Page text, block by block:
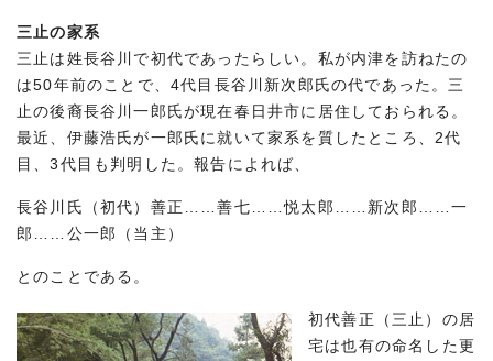
三止の家系
三止は姓長谷川で初代であったらしい。私が内津を訪ねたの
は50年前のことで、4代目長谷川新次郎氏の代であった。三
止の後裔長谷川一郎氏が現在春日井市に居住しておられる。
最近、伊藤浩氏が一郎氏に就いて家系を質したところ、2代
目、3代目も判明した。報告によれば、
長谷川氏（初代）善正……善七……悦太郎……新次郎……一
郎……公一郎（当主）
とのことである。
初代善正（三止）の居
宅は也有の命名した更